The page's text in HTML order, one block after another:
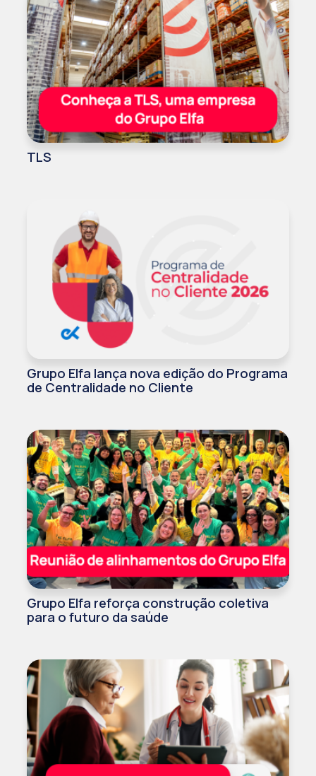
TLS
Grupo Elfa lança nova edição do Programa
de Centralidade no Cliente
Grupo Elfa reforça construção coletiva
para o futuro da saúde